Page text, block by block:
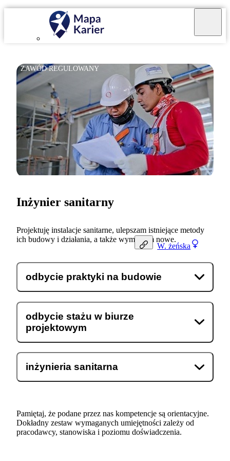
ZAWÓD REGULOWANY
W. żeńska
Inżynier sanitarny
Projektuję instalacje sanitarne, ulepszam istniejące metody
ich budowy i działania, a także wymyślam nowe.
odbycie praktyki na budowie
odbycie stażu w biurze
projektowym
inżynieria sanitarna
Pamiętaj, że podane przez nas kompetencje są orientacyjne.
Dokładny zestaw wymaganych umiejętności zależy od
pracodawcy, stanowiska i poziomu doświadczenia.